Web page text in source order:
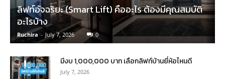
ลิฟท์อัจฉริยะ (Smart Lift) คืออะไร ต้องมีคุณสมบัติ
อะไรบ้าง
Ruchira - July 7, 2026 0
มีงบ 1,000,000 บาท เลือกลิฟท์บ้านยี่ห้อไหนดี
July 7, 2026